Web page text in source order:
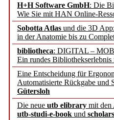
H+H Software GmbH: Die
Wie Sie mit HAN Online-
Sobotta Atlas und die 3D
in der Anatomie bis zu
bibliotheca: DIGITAL –
Ein rundes Bibliothekserlebnis
Eine Entscheidung für
Automatisierte Rückgabe und
Gütersloh
Die neue utb elibrary mit den
utb-studi-e-book und
Francke
EBSCO